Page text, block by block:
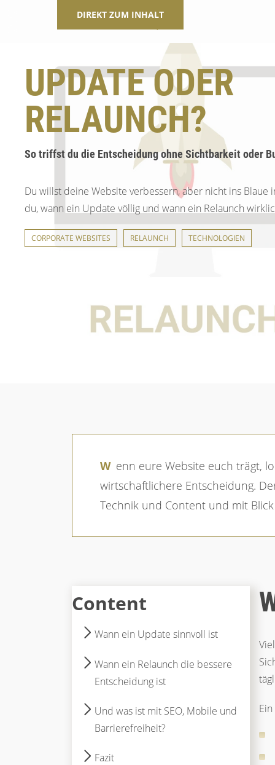
DIREKT ZUM INHALT
UPDATE ODER
RELAUNCH?
So triffst du die Entscheidung ohne Sichtbarkeit oder
Du willst deine Website verbessern, aber nicht ins Blaue
du, wann ein Update völlig und wann ein Relaunch
CORPORATE WEBSITES RELAUNCH TECHNOLOGIEN
Wenn eure Website euch trägt, lohnt sich das Update. Wenn sie euch im Alltag bremst, ist ein Relaunch oft die
wirtschaftlichere Entscheidung.
Technik und Content und mit
Content
Wann ein Update sinnvoll ist
Wann ein Relaunch die bessere
Entscheidung ist
Und was ist mit SEO, Mobile und
Barrierefreiheit?
Fazit